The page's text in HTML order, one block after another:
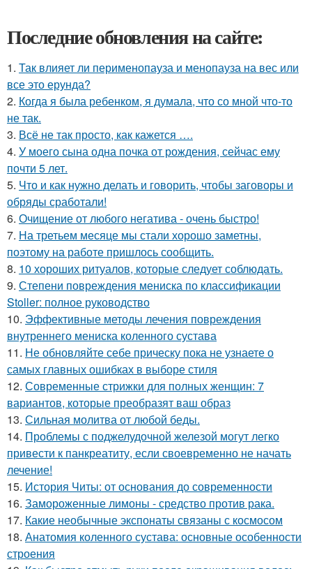
Последние обновления на сайте:
1. Так влияет ли перименопауза и менопауза на вес или
все это ерунда?
2. Когда я была ребенком, я думала, что со мной что-то
не так.
3. Всё не так просто, как кажется ….
4. У моего сына одна почка от рождения, сейчас ему
почти 5 лет.
5. Что и как нужно делать и говорить, чтобы заговоры и
обряды сработали!
6. Очищение от любого негатива - очень быстро!
7. На третьем месяце мы стали хорошо заметны,
поэтому на работе пришлось сообщить.
8. 10 хороших ритуалов, которые следует соблюдать.
9. Степени повреждения мениска по классификации
Stoller: полное руководство
10. Эффективные методы лечения повреждения
внутреннего мениска коленного сустава
11. Не обновляйте себе прическу пока не узнаете о
самых главных ошибках в выборе стиля
12. Современные стрижки для полных женщин: 7
вариантов, которые преобразят ваш образ
13. Сильная молитва от любой беды.
14. Проблемы с поджелудочной железой могут легко
привести к панкреатиту, если своевременно не начать
лечение!
15. История Читы: от основания до современности
16. Замороженные лимоны - средство против рака.
17. Какие необычные экспонаты связаны с космосом
18. Анатомия коленного сустава: основные особенности
строения